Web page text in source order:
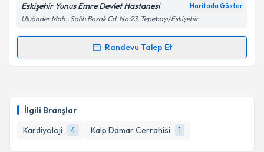
İlgili Branşlar
Kardiyoloji
4 Kalp Damar Cerrahisi 1
Kişisel verilerimin işlenmesine ilişkin
Metni'ni okudum ve kişisel verilerimin belirtilen
Eskişehir Yunus Emre Devlet Hastanesi Haritada Göster
Uluönder Mah., Salih Bozok Cd. No:23, Tepebaşı/Eskişehir
Randevu Talep Et
Randevu Takvimi Talebi
takvim hazırlandığında e-posta ile bilgilendireceğiz.
E-posta Adresiniz